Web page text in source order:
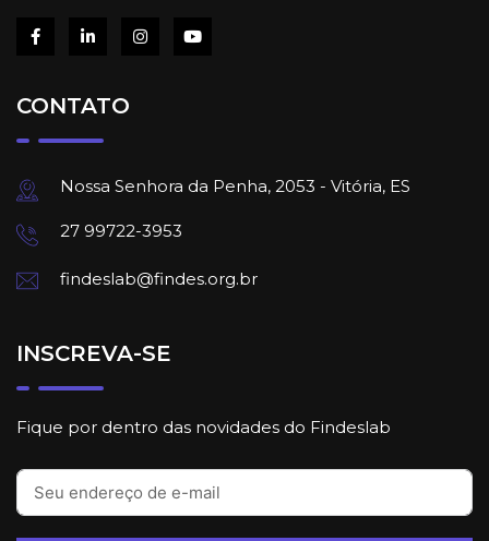
CONTATO
Nossa Senhora da Penha, 2053 - Vitória, ES
27 99722-3953
findeslab@findes.org.br
INSCREVA-SE
Fique por dentro das novidades do Findeslab